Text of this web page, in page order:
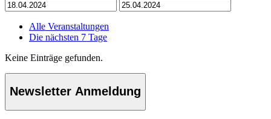
Alle Veranstaltungen
Die nächsten 7 Tage
Keine Einträge gefunden.
Newsletter Anmeldung